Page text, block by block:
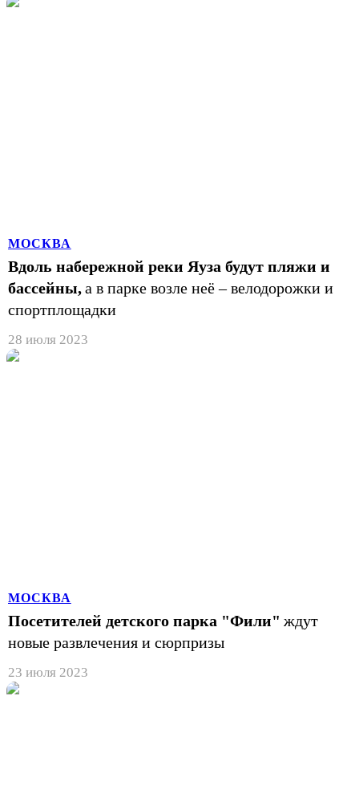
МОСКВА
Вдоль набережной реки Яуза будут пляжи и
бассейны,а в парке возле неё – велодорожки и
спортплощадки
28 июля 2023
МОСКВА
Посетителей детского парка "Фили" ждут
новые развлечения и сюрпризы
23 июля 2023